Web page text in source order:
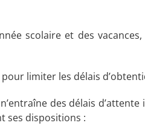
scolaire et des
limiter les délais
des délais
ses dispositions :